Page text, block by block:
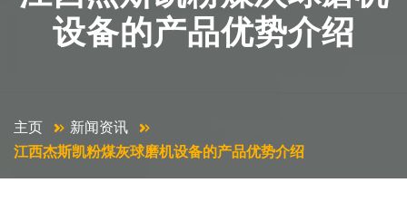
设备的产品优势介绍
主页
新闻资讯
江西杰斯凯粉煤灰球磨机设备的产品优势介绍